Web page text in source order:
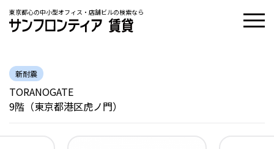
東京都心の中小型オフィス・店舗ビルの検索なら
新耐震
TORANOGATE
9階（東京都港区虎ノ門）